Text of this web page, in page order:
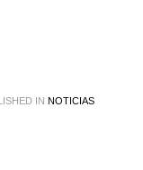
IN NOTICIAS